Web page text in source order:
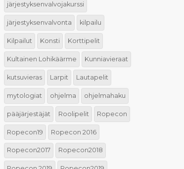
järjestyksenvalvojakurssi
järjestyksenvalvonta kilpailu
Kilpailut Konsti Korttipelit
Kultainen Lohikäärme Kunniavieraat
kutsuvieras Larpit Lautapelit
mytologiat ohjelma ohjelmahaku
pääjärjestäjät Roolipelit Ropecon
Ropecon19 Ropecon 2016
Ropecon2017 Ropecon2018